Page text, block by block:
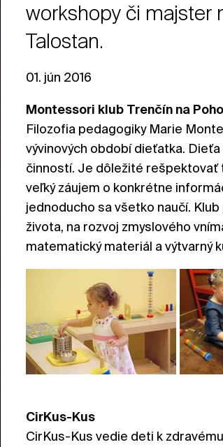
workshopy či majster
Talostan.
01. jún 2016
Montessori klub Trenčín na
Filozofia pedagogiky Marie
vývinových období dieťatka.
činností. Je dôležité rešpektovať
veľký záujem o konkrétne
jednoducho sa všetko naučí.
života, na rozvoj zmyslového
matematický materiál a výtvarný
CirKus-Kus
CirKus-Kus vedie deti k